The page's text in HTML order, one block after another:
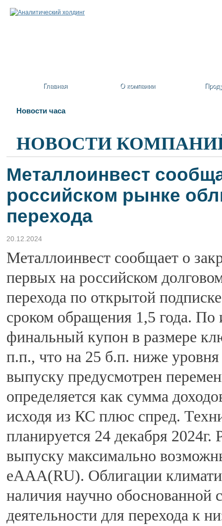
Главная О компании
Новости часа
НОВОСТИ
Металлоинвест
российском рынке
перехода
20.12.2024
Металлоинвест сообщает о
первых на российском
перехода по открытой
сроком обращения 1,5 года. По
финальный купон в размере
п.п., что на 25 б.п. ниже
выпуску предусмотрен
определяется как сумма
исходя из КС плюс спред.
планируется 24 декабря
выпуску максимально
еAAA(RU). Облигации
наличия научно обоснованной
деятельности для перехода к